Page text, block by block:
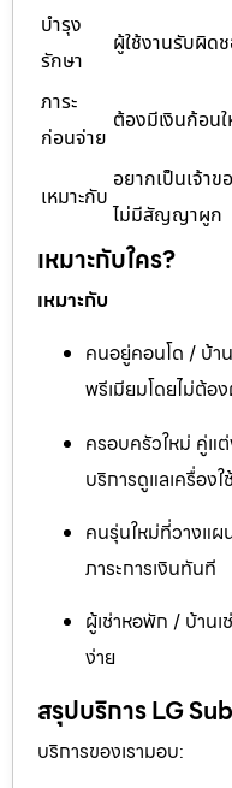
บำรุง
รักษา
ผู้ใช้งานรับผิด
ภาระ
ก่อนจ่าย
ต้องมีเงินก้อน
เหมาะกับ
อยากเป็นเจ้า
ไม่มีสัญญาผูก
เหมาะกับใคร?
เหมาะกับ
คนอยู่คอนโด / บ้า
พรีเมียมโดยไม่ต้อ
ครอบครัวใหม่ คู่แ
บริการดูแลเครื่องใ
คนรุ่นใหม่ที่วางแผ
ภาระการเงินทันที
ผู้เช่าหอพัก / บ้านเ
ง่าย
สรุปบริการ LG
บริการของเรามอบ: